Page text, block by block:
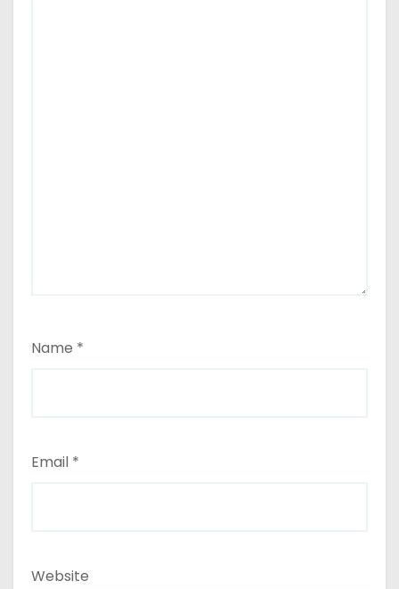
Name *
Email *
Website